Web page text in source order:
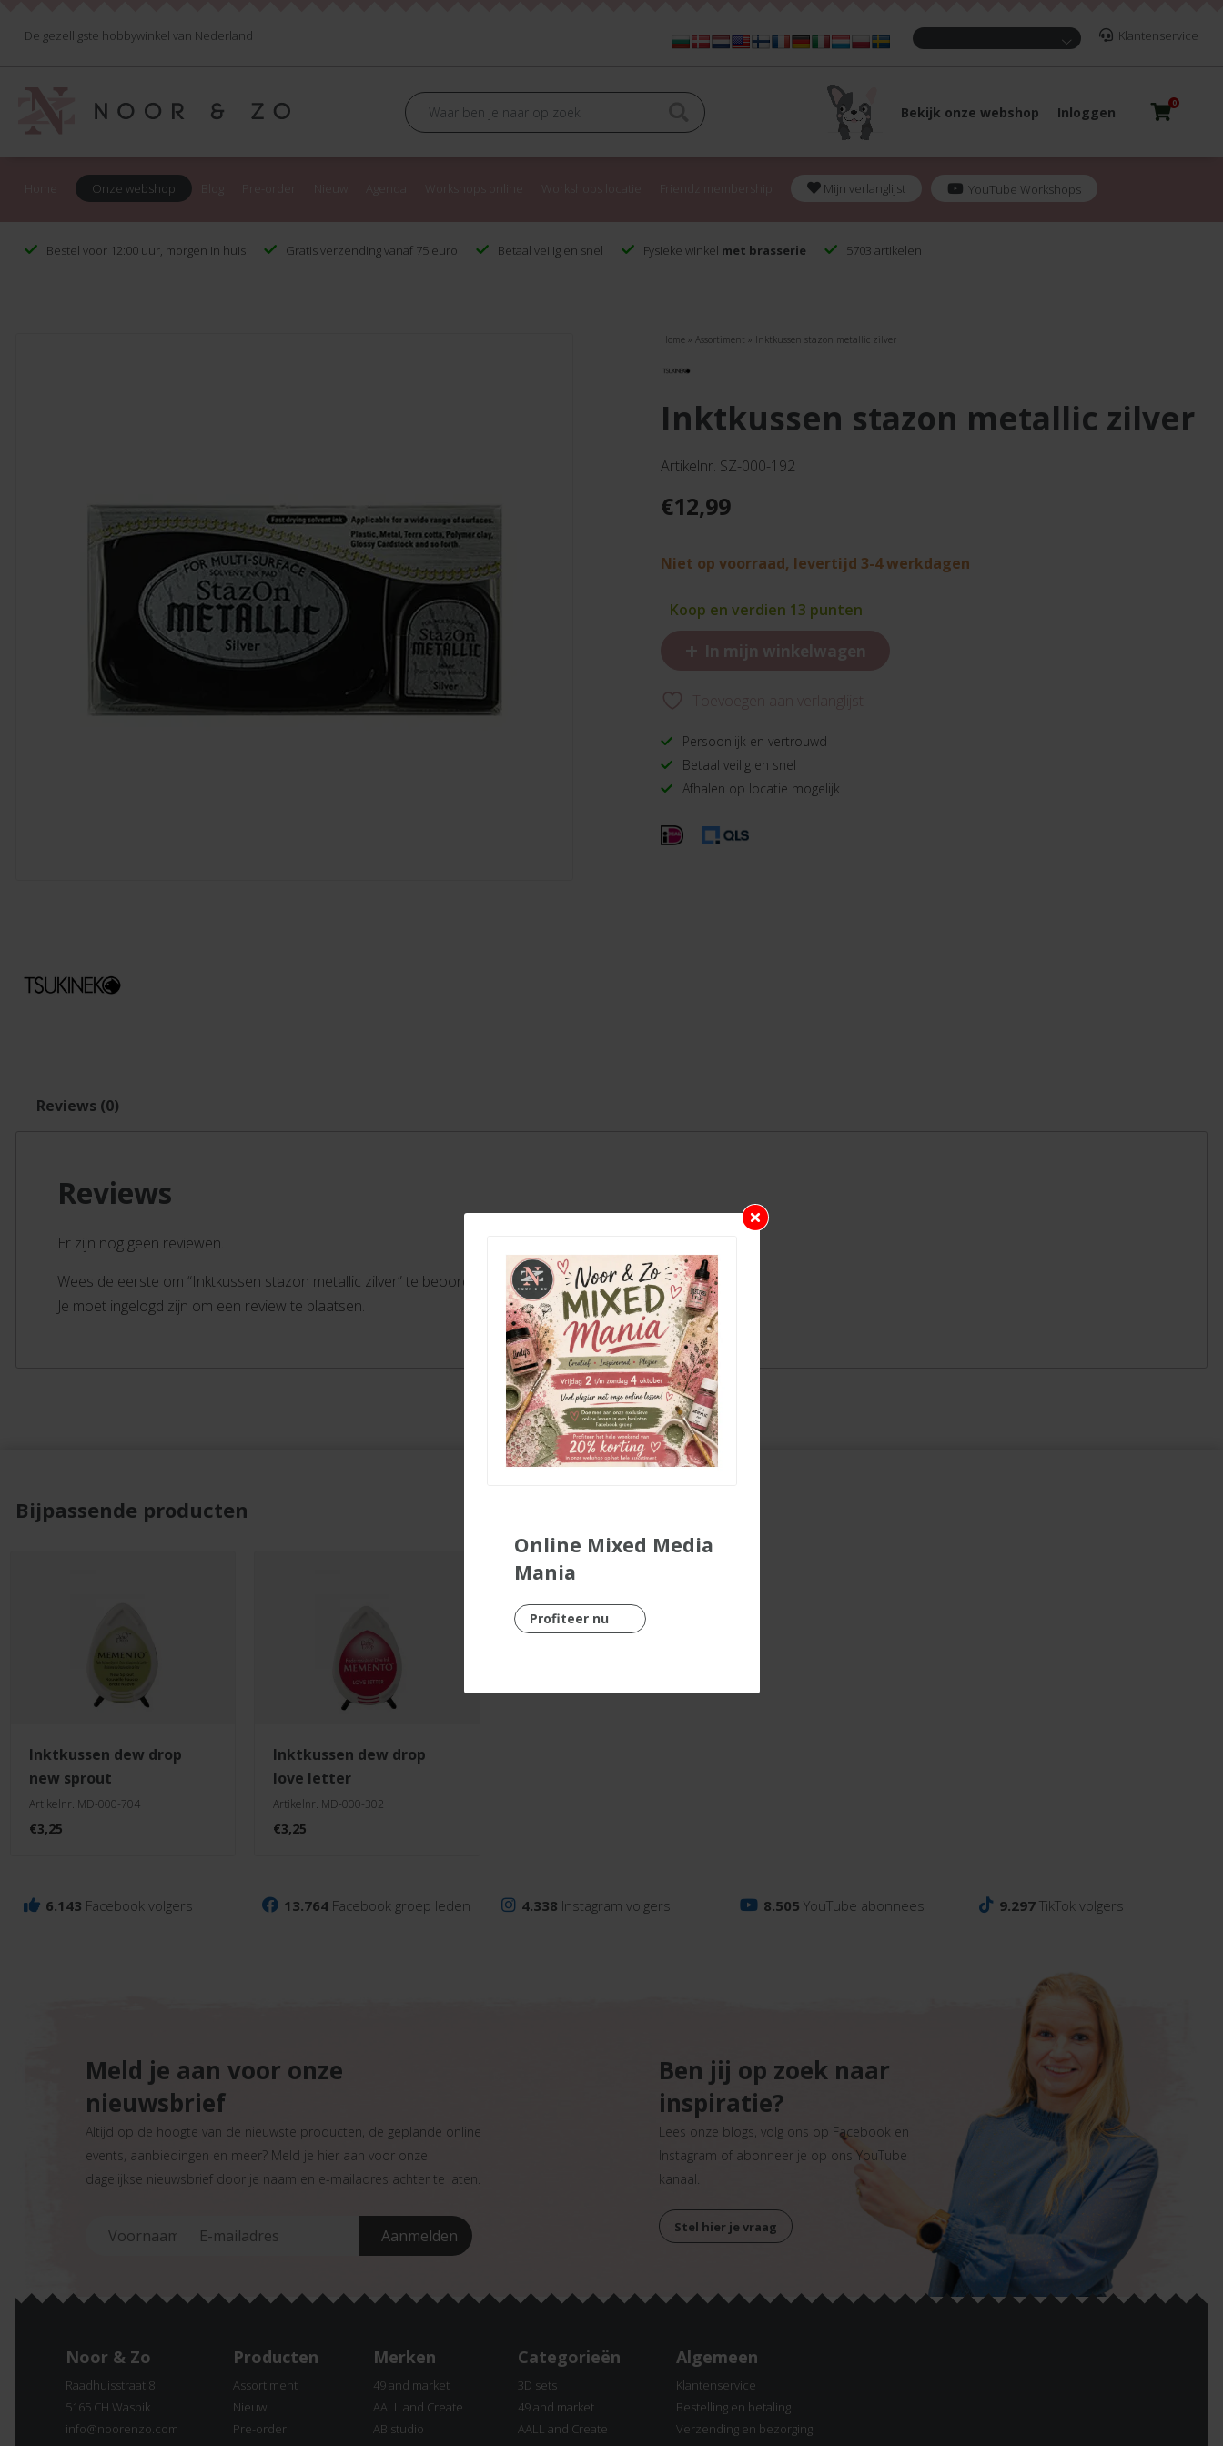
De gezelligste hobbywinkel van Nederland Klantenservice
Bekijk onze webshop Inloggen
0
Onze webshop Mijn verlanglijst YouTube Workshops
Bestel voor 12:00 uur, morgen in huis Gratis verzending vanaf 75 euro Betaal veilig en snel Fysieke winkel met brasserie 5703 artikelen
Home »Assortiment » Inktkussen stazon metallic zilver
inktkussen stazon metallic zilver
Artikelnr. SZ-000-192
€12,99
Niet op voorraad, levertijd 3-4 werkdagen
Koop en verdien 13 punten
+ In mijn winkelwagen
Toevoegen aan verlanglijst
Persoonlijk en vertrouwd
Betaal veilig en snel
Afhalen op locatie mogelijk
Reviews (0)
Reviews
Er zijn nog geen reviewen.
Wees de eerste om “Inktkussen stazon metallic zilver” te beoordelen
Je moet ingelogd zijn om een review te plaatsen.
Bijpassende producten
inktkussen dew drop
new sprout
Artikelnr. MD-000-704
€3,25
inktkussen dew drop
love letter
Artikelnr. MD-000-302
€3,25
6.143 Facebook volgers 13.764 Facebook groep leden 4.338 Instagram volgers 8.505 YouTube abonnees 9.297TikTok volgers
Meld je aan voor onze
nieuwsbrief
Altijd op de hoogte van de nieuwste producten, de geplande online
events, aanbiedingen en meer? Meld je hier aan voor onze
dagelijkse nieuwsbrief door je naam en e-mailadres achter te laten.
Ben jij op zoek naar
inspiratie?
Lees onze blogs, volg ons op Facebook en
Instagram of abonneer je op ons YouTube
kanaal.
Stel hier je vraag
Noor & Zo
Raadhuisstraat 8
5165 CH Waspik
info@noorenzo.com
Producten
Assortiment
Nieuw
Pre-order
Merken
49 and market
AALL and Create
AB studio
Categorieën
3D sets
49 and market
AALL and Create
Algemeen
Klantenservice
Bestelling en betaling
Verzending en bezorging
Online Mixed Media
Mania
Profiteer nu